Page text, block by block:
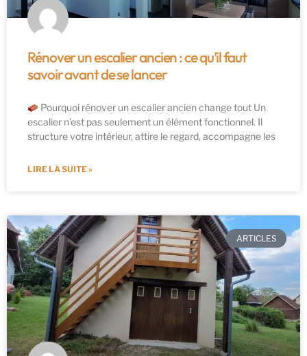
Rénover un escalier ancien : ce qu’il faut
savoir avant de se lancer
Pourquoi rénover un escalier ancien change tout Un
escalier n’est pas seulement un élément fonctionnel. Il
structure votre intérieur, attire le regard, accompagne les
LIRE LA SUITE »
ARTICLES